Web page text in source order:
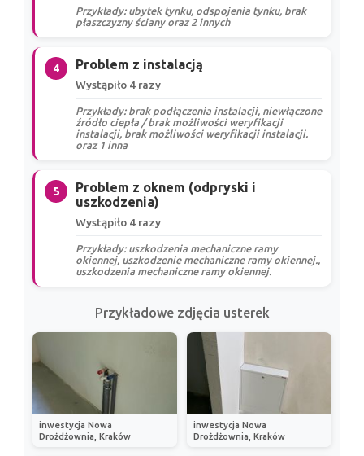
Przykłady: ubytek tynku, odspojenia tynku, brak
płaszczyzny ściany oraz 2 innych
4 Problem z instalacją
Wystąpiło 4 razy
Przykłady: brak podłączenia instalacji, niewłączone
źródło ciepła / brak możliwości weryfikacji
instalacji, brak możliwości weryfikacji instalacji.
oraz 1 inna
5
Problem z oknem (odpryski i
uszkodzenia)
Wystąpiło 4 razy
Przykłady: uszkodzenia mechaniczne ramy
okiennej, uszkodzenie mechaniczne ramy okiennej.,
uszkodzenia mechaniczne ramy okiennej.
Przykładowe zdjęcia usterek
inwestycja Nowa
Drożdżownia, Kraków
inwestycja Nowa
Drożdżownia, Kraków